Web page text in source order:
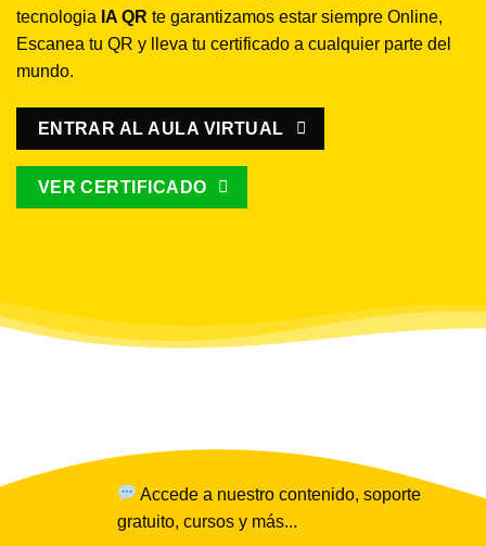
tecnologia IA QR te garantizamos estar siempre Online,
Escanea tu QR y lleva tu certificado a cualquier parte del
mundo.
ENTRAR AL AULA VIRTUAL
VER CERTIFICADO
Accede a nuestro contenido, soporte
gratuito, cursos y más...